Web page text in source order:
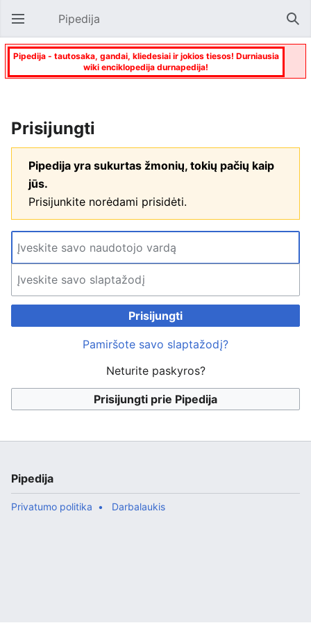
Atverti pagrindinį meniu Pipedija
Pipedija - tautosaka, gandai, kliedesiai ir jokios tiesos! Durniausia
wiki enciklopedija durnapedija!
Prisijungti
Pipedija yra sukurtas žmonių, tokių pačių kaip
jūs.
Prisijunkite norėdami prisidėti.
Prisijungti
Pamiršote savo slaptažodį?
Neturite paskyros?
Prisijungti prie Pipedija
Pipedija
Privatumo politika Darbalaukis